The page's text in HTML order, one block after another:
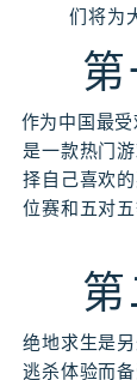
们将为
作为中国最
是一款热门
择自己喜欢
位赛和五对
绝地求生是
逃杀体验而